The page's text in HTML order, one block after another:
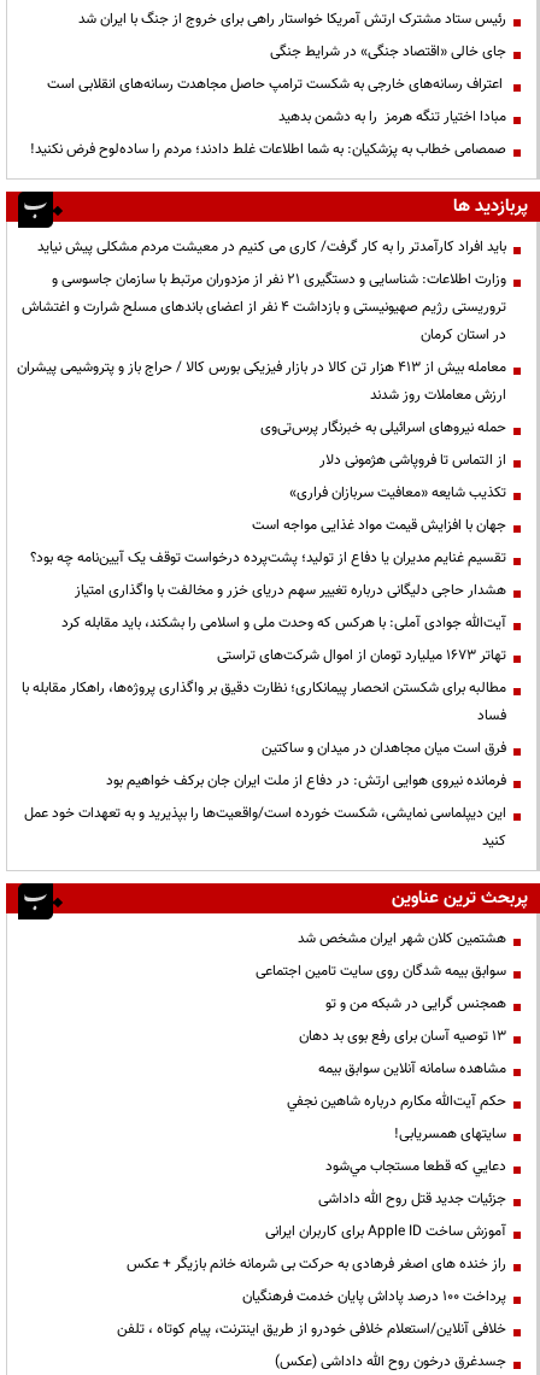
رئیس ستاد مشترک ارتش آمریکا خواستار راهی برای خروج از جنگ با ایران شد
جای خالی «اقتصاد جنگی» در شرایط جنگی
اعتراف رسانه‌های خارجی به شکست ترامپ حاصل مجاهدت رسانه‌های انقلابی است
مبادا اختیار تنگه هرمز را به دشمن بدهید
صمصامی خطاب به پزشکیان: به شما اطلاعات غلط دادند؛ مردم را ساده‌لوح فرض نکنید!
پربازدید ها
باید افراد کارآمدتر را به کار گرفت/ کاری می کنیم در معیشت مردم مشکلی پیش نیاید
وزارت اطلاعات: شناسایی و دستگیری ۲۱ نفر از مزدوران مرتبط با سازمان جاسوسی و
تروریستی رژیم صهیونیستی و بازداشت ۴ نفر از اعضای باندهای مسلح شرارت و اغتشاش
در استان کرمان
معامله بیش از ۴۱۳ هزار تن کالا در بازار فیزیکی بورس کالا / حراج باز و پتروشیمی پیشران
ارزش معاملات روز شدند
حمله نیروهای اسرائیلی به خبرنگار پرس‌تی‌وی
از التماس تا فروپاشی هژمونی دلار
تکذیب شایعه «معافیت سربازان فراری»
جهان با افزایش قیمت مواد غذایی مواجه است
تقسیم غنایم مدیران یا دفاع از تولید؛ پشت‌پرده درخواست توقف یک آیین‌نامه چه بود؟
هشدار حاجی دلیگانی درباره تغییر سهم دریای خزر و مخالفت با واگذاری امتیاز
آیت‌الله جوادی آملی: با هرکس که وحدت ملی و اسلامی را بشکند، باید مقابله کرد
تهاتر ۱۶۷۳ میلیارد تومان از اموال شرکت‌های تراستی
مطالبه برای شکستن انحصار پیمانکاری؛ نظارت دقیق بر واگذاری پروژه‌ها، راهکار مقابله با
فساد
فرق است میان مجاهدان در میدان و ساکتین
فرمانده نیروی هوایی ارتش: در دفاع از ملت ایران جان برکف خواهیم بود
این دیپلماسی نمایشی، شکست خورده است/واقعیت‌ها را بپذیرید و به تعهدات خود عمل
کنید
پربحث ترین عناوین
هشتمین کلان شهر ایران مشخص شد
سوابق بیمه شدگان روی سایت تامین اجتماعی
همجنس گرایی در شبکه من و تو
13 توصیه آسان برای رفع بوی بد دهان
مشاهده سامانه آنلاين سوابق بیمه
حكم آيت‌الله مكارم درباره شاهين نجفي
سایتهای همسریابی!
دعايي كه قطعا مستجاب مي‌شود
جزئیات جدید قتل روح الله داداشی
آموزش ساخت Apple ID برای کاربران ایرانی
راز خنده های اصغر فرهادی به حرکت بی شرمانه خانم بازیگر + عکس
پرداخت ۱۰۰ درصد پاداش پایان خدمت فرهنگیان
خلافی آنلاین/استعلام خلافی خودرو از طریق اینترنت، پیام کوتاه ، تلفن
جسدغرق درخون روح الله داداشی (عکس)